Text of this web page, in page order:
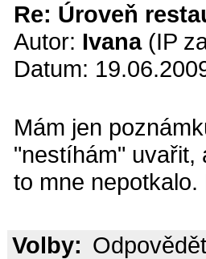
Re: Úroveň
Autor: Ivana(IP
Datum:
Mám jen
"nestíhám" uvařit,
to mne
Volby: